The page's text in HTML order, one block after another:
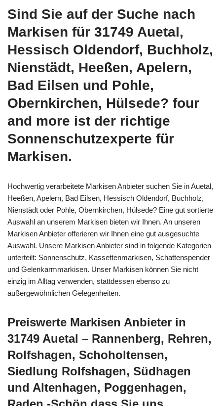
Sind Sie auf der Suche nach
Markisen für 31749 Auetal,
Hessisch Oldendorf, Buchholz,
Nienstädt, Heeßen, Apelern,
Bad Eilsen und Pohle,
Obernkirchen, Hülsede? four
and more ist der richtige
Sonnenschutzexperte für
Markisen.
Hochwertig verarbeitete Markisen Anbieter suchen Sie in Auetal,
Heeßen, Apelern, Bad Eilsen, Hessisch Oldendorf, Buchholz,
Nienstädt oder Pohle, Obernkirchen, Hülsede? Eine gut sortierte
Auswahl an unserem Markisen bieten wir Ihnen. An unseren
Markisen Anbieter offerieren wir Ihnen eine gut ausgesuchte
Auswahl. Unsere Markisen Anbieter sind in folgende Kategorien
unterteilt: Sonnenschutz, Kassettenmarkisen, Schattenspender
und Gelenkarmmarkisen. Unser Markisen können Sie nicht
einzig im Alltag verwenden, stattdessen ebenso zu
außergewöhnlichen Gelegenheiten.
Preiswerte Markisen Anbieter in
31749 Auetal – Rannenberg, Rehren,
Rolfshagen, Schoholtensen,
Siedlung Rolfshagen, Südhagen
und Altenhagen, Poggenhagen,